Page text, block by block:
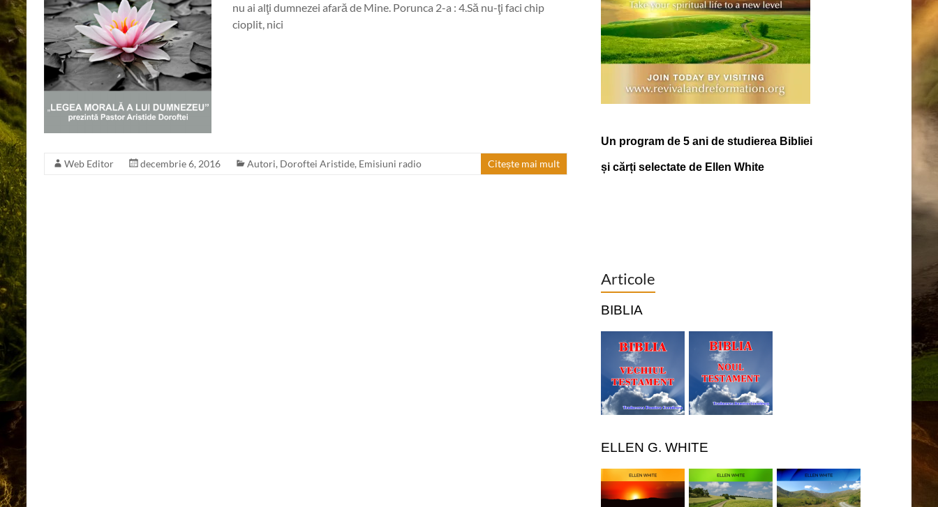
nu ai alţi dumnezei afară de Mine. Porunca 2-a : 4.Să nu-ţi faci chip
cioplit, nici
Web Editor decembrie 6, 2016 Autori, Doroftei Aristide, Emisiuni radio Citește mai mult
Un program de 5 ani de studierea Bibliei
și cărți selectate de Ellen White
Articole
BIBLIA
ELLEN G. WHITE